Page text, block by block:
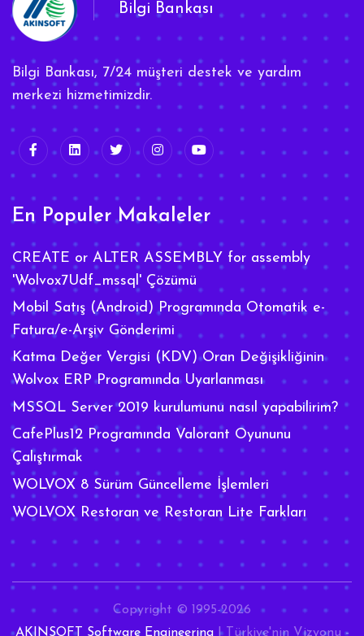
Bilgi Bankası
Bilgi Bankası, 7/24 müşteri destek ve yardım
merkezi hizmetimizdir.
En Populer Makaleler
CREATE or ALTER ASSEMBLY for assembly
'Wolvox7Udf_mssql' Çözümü
Mobil Satış (Android) Programında Otomatik e-
Fatura/e-Arşiv Gönderimi
Katma Değer Vergisi (KDV) Oran Değişikliğinin
Wolvox ERP Programında Uyarlanması
MSSQL Server 2019 kurulumunu nasıl yapabilirim?
CafePlus12 Programında Valorant Oyununu
Çalıştırmak
WOLVOX 8 Sürüm Güncelleme İşlemleri
WOLVOX Restoran ve Restoran Lite Farkları
Copyright © 1995-2026
AKINSOFT Software Engineering| Türkiye'nin Vizyonu -